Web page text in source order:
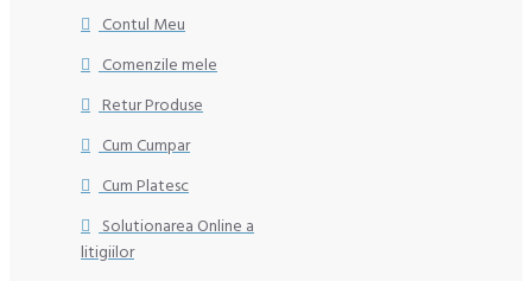
Contul Meu
Comenzile mele
Retur Produse
Cum Cumpar
Cum Platesc
Solutionarea Online a
litigiilor